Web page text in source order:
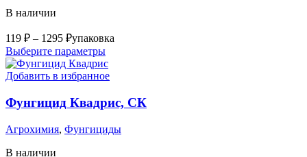
В наличии
119 ₽ – 1295 ₽упаковка
Выберите параметры
Добавить в избранное
Фунгицид Квадрис, СК
Агрохимия, Фунгициды
В наличии